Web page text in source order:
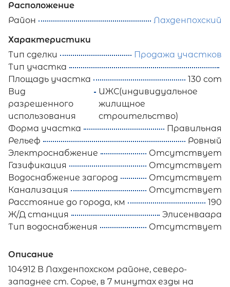
Расположение
Район
Лахденпохский
Характеристики
Тип сделки
Продажа участков
Тип участка
Площадь участка
130 сот
Вид
разрешенного
использования
ИЖС(индивидуальное
жилищное
строительство)
Форма участка
Правильная
Рельеф
Ровный
Электроснабжение
Отсутствует
Газификация
Отсутствует
Водоснабжение загород
Отсутствует
Канализация
Отсутствует
Расстояние до города, км
190
Ж/Д станция
Элисенваара
Тип водоснабжения
Отсутствует
Описание
104912 В Лахденпохском районе, северо-
западнее ст. Сорье, в 7 минутах езды на